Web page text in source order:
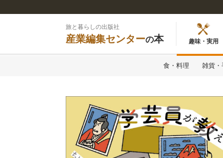
旅と暮らしの出版社
産業編集センターの本 趣味・実用
食・料理 雑貨・